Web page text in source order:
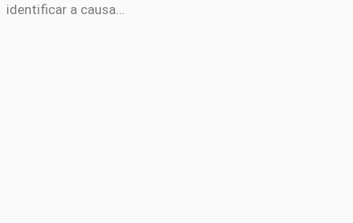
identificar a causa…